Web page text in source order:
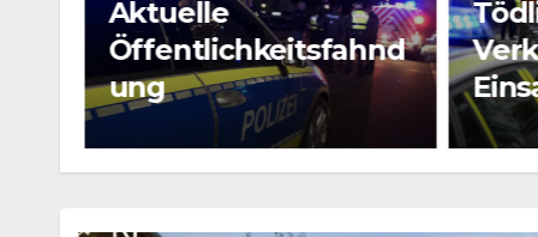
Tödlicher
Verkehrsunfall mit
Einsatz eines
Rettungshubschraub